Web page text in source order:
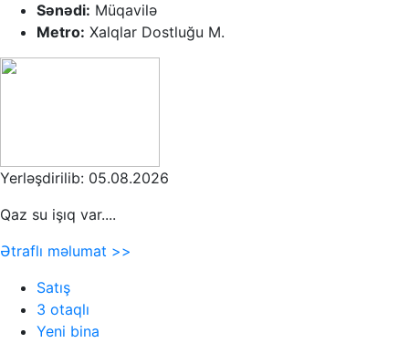
Sənədi: Müqavilə
Metro: Xalqlar Dostluğu M.
Yerləşdirilib: 05.08.2026
Qaz su işıq var....
Ətraflı məlumat >>
Satış
3 otaqlı
Yeni bina